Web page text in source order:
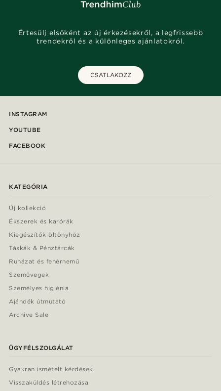
Értesülj elsőként az új érkezésekről, a legfrissebb
trendekről és a különleges ajánlatokról.
CSATLAKOZZ
INSTAGRAM
YOUTUBE
FACEBOOK
KATEGÓRIA
Új kollekció
Ékszerek és karórák
Kiegészítők öltönyhöz
Táskák & Pénztárcák
Ruházat és fehérnemű
Szemüvegek
Személyes higiénia
Ajándék útmutató
Archive Sale
ÜGYFÉLSZOLGÁLAT
Gyakran ismételt kérdések
Visszaküldés létrehozása